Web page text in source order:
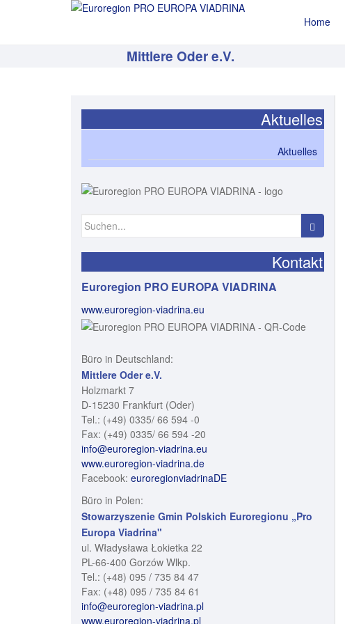
Home
Mittlere Oder e.V.
Aktuelles
Aktuelles
Suchen
Kontakt
Euroregion PRO EUROPA VIADRINA
www.euroregion-viadrina.eu
Büro in Deutschland:
Mittlere Oder e.V.
Holzmarkt 7
D-15230 Frankfurt (Oder)
Tel.: (+49) 0335/ 66 594 -0
Fax: (+49) 0335/ 66 594 -20
info@euroregion-viadrina.eu
www.euroregion-viadrina.de
Facebook: euroregionviadrinaDE
Büro in Polen:
Stowarzyszenie Gmin Polskich Euroregionu „Pro
Europa Viadrina"
ul. Władysława Łokietka 22
PL-66-400 Gorzów Wlkp.
Tel.: (+48) 095 / 735 84 47
Fax: (+48) 095 / 735 84 61
info@euroregion-viadrina.pl
www.euroregion-viadrina.pl